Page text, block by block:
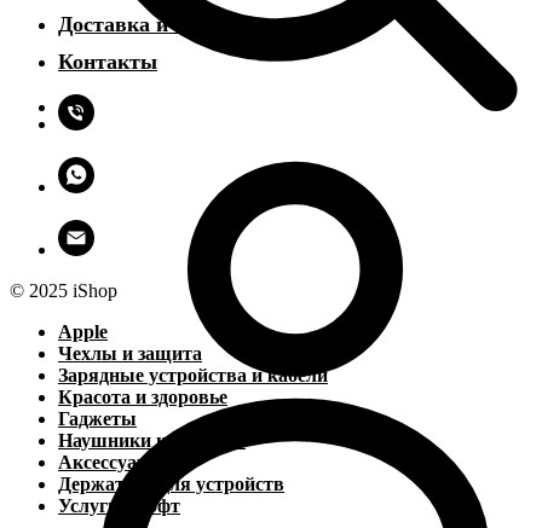
Доставка и оплата
Контакты
© 2025 iShop
Apple
Чехлы и защита
Зарядные устройства и кабели
Красота и здоровье
Гаджеты
Наушники и колонки
Аксессуары
Держатели для устройств
Услуги и софт